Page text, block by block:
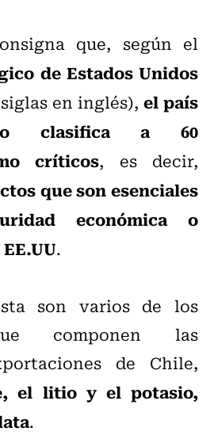
que, según el
de Estados Unidos
en inglés), el país
clasifica a 60
críticos, es decir,
que son esenciales
económica o
.
son varios de los
componen las
de Chile,
el litio y el potasio,
.